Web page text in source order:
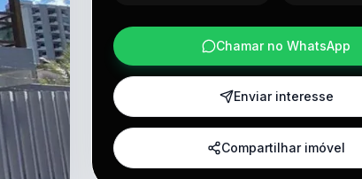
Chamar no WhatsApp
Enviar interesse
Compartilhar imóvel